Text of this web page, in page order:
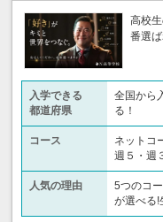
高校
番選
入学できる
都道府県
全国から
る！
コース
ネットコ
週５・週
人気の理由
5つのコ
が選べる!